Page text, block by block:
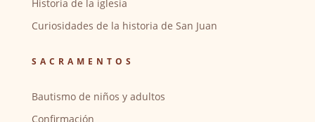
Historia de la iglesia
Curiosidades de la historia de San Juan
SACRAMENTOS
Bautismo de niños y adultos
Confirmación